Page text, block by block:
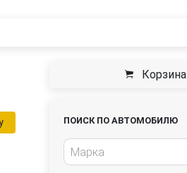
Корзина
ПОИСК ПО АВТОМОБИЛЮ
Марка